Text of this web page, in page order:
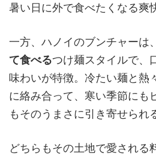
暑い日に外で食べたくなる爽
一方、ハノイのブンチャーは、
て食べるつけ麺スタイルで、
味わいが特徴。冷たい麺と熱
に絡み合って、寒い季節にも
もそのうまさに引き寄せられ
どちらもその土地で愛される